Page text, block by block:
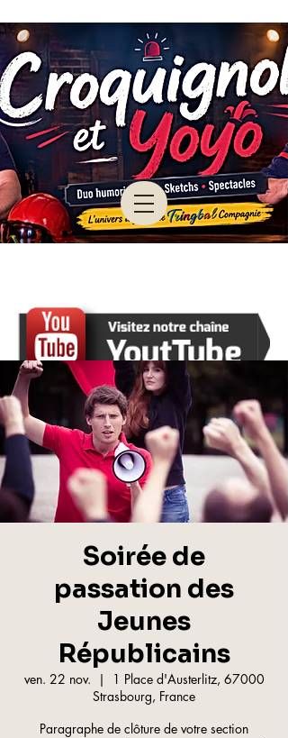
Soirée de
passation des
Jeunes
Républicains
ven. 22 nov.
  |
1 Place d'Austerlitz, 67000
Strasbourg, France
Paragraphe de clôture de votre section